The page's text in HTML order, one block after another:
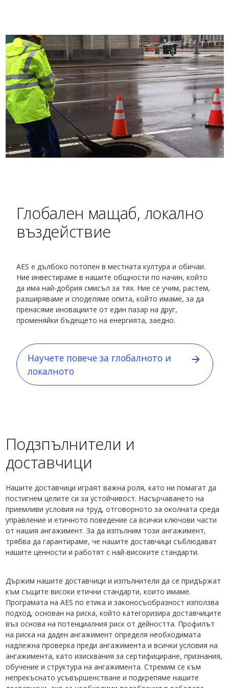
Глобален мащаб, локално
въздействие
AES е дълбоко потопен в местната култура и обичаи.
Ние инвестираме в нашите общности по начин, който
да има най-добрия смисъл за тях. Ние се учим, растем,
разширяваме и споделяме опита, който имаме, за да
пренасяме иновациите от един пазар на друг,
променяйки бъдещето на енергията, заедно.
Научете повече за глобалното и
локалното
Подзпълнители и
доставчици
Нашите доставчици играят важна роля, като ни помагат да
постигнем целите си за устойчивост. Насърчаването на
приемливи условия на труд, отговорното за околната среда
управление и етичното поведение са всички ключови части
от нашия ангажимент. За да изпълним този ангажимент,
трябва да гарантираме, че нашите доставчици съблюдават
нашите ценности и работят с най-високите стандарти.
Държим нашите доставчици и изпълнители да се придържат
към същите високи етични стандарти, които имаме.
Програмата на AES по етика и законосъобразност използва
подход, основан на риска, който категоризира доставчиците
въз основа на потенциалния риск от дейността. Профилът
на риска на даден ангажимент определя необходимата
надлежна проверка преди ангажимента и всички условия на
ангажимента, като изисквания за сертифициране, признания,
обучение и структура на ангажимента. Стремим се към
непрекъснато усъвършенстване и подкрепяме нашите